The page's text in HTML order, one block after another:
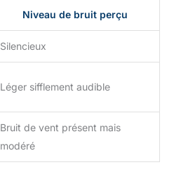
Niveau de bruit perçu
Silencieux
Léger sifflement audible
Bruit de vent présent mais
modéré